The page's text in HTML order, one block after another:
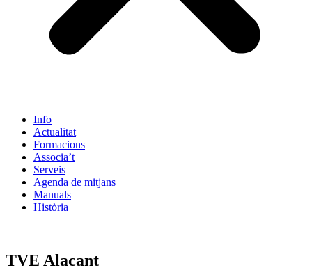
Info
Actualitat
Formacions
Associa’t
Serveis
Agenda de mitjans
Manuals
Història
TVE Alacant